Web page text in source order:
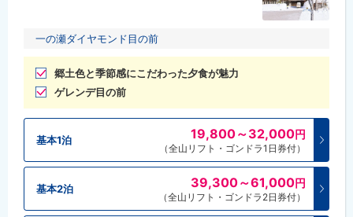
一の瀬ダイヤモンド目の前
郷土色と季節感にこだわった夕食が魅力
ゲレンデ目の前
基本1泊 19,800～32,000円
（全山リフト・ゴンドラ1日券付）
基本2泊 39,300～61,000円
（全山リフト・ゴンドラ2日券付）